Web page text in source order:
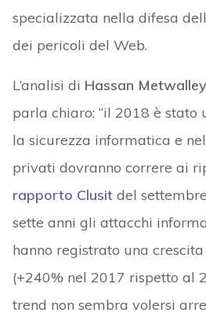
specializzata nella difesa
dei pericoli del Web.
L’analisi di Hassan Metwalley
parla chiaro: “il 2018 è stato
la sicurezza informatica e
privati dovranno correre ai
rapporto Clusitdel
sette anni gli attacchi
hanno registrato una
(+240% nel 2017 rispetto al
trend non sembra volersi